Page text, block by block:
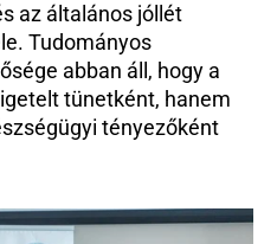
az általános jóllét
Tudományos
abban áll, hogy a
tünetként, hanem
tényezőként